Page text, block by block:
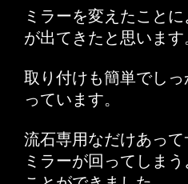
ミラーを変えたこと
が出てきたと思います
取り付けも簡単でし
っています。
流石専用なだけあっ
ミラーが回ってしま